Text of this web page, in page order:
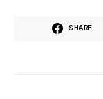
SHARE